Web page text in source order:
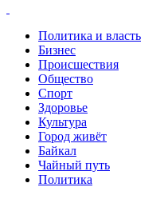
Политика и власть
Бизнес
Происшествия
Общество
Cпорт
Здоровье
Культура
Город живёт
Байкал
Чайный путь
Политика